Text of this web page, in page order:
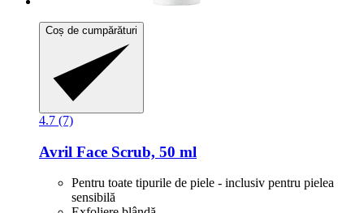
Coș de cumpărături
4.7 (7)
Avril Face Scrub, 50 ml
Pentru toate tipurile de piele - inclusiv pentru pielea
sensibilă